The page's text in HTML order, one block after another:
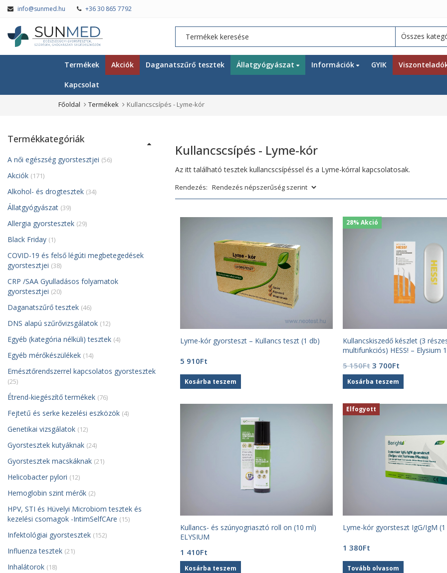
info@sunmed.hu +36 30 865 7792
Termékek Akciók Daganatszűrő tesztek Állatgyógyászat Információk GYIK
Kapcsolat
Főoldal Termékek Kullancscsípés - Lyme-kór
Kullancscsípés - Lyme-kór
Az itt található tesztek kullancscsípéssel és a Lyme-kórral kapcsolatosak.
Rendezés:
Lyme-kór gyorsteszt – Kullancs teszt (1 db)
5 910Ft
Kosárba teszem
28% Akció
Kullancskiszedő készlet (3
multifunkciós) HESS! – Elysium
5 150Ft Original
price
was:
150Ft.
3 700FtCurrent
price
700Ft.
Kosárba teszem
Kullancs- és szúnyogriasztó roll on (10 ml)
ELYSIUM
1 410Ft
Kosárba teszem
Elfogyott
Lyme-kór gyorsteszt IgG/IgM
1 380Ft
Tovább olvasom
Termékkategóriák
A női egészség gyorstesztjei (56)
Akciók (171)
Alkohol- és drogtesztek (34)
Állatgyógyászat (39)
Allergia gyorstesztek (29)
Black Friday (1)
COVID-19 és felső légúti megbetegedések
gyorstesztjei (38)
CRP /SAA Gyulladásos folyamatok
gyorstesztjei (20)
Daganatszűrő tesztek (46)
DNS alapú szűrővizsgálatok (12)
Egyéb (kategória nélküli) tesztek (4)
Egyéb mérőkészülékek (14)
Emésztőrendszerrel kapcsolatos gyorstesztek
(25)
Étrend-kiegészítő termékek (76)
Fejtetű és serke kezelési eszközök (4)
Genetikai vizsgálatok (12)
Gyorstesztek kutyáknak (24)
Gyorstesztek macskáknak (21)
Helicobacter pylori (12)
Hemoglobin szint mérők (2)
HPV, STI és Hüvelyi Microbiom tesztek és
kezelési csomagok -IntimSelfCAre (15)
Infektológiai gyorstesztek (152)
Influenza tesztek (21)
Inhalátorok (18)